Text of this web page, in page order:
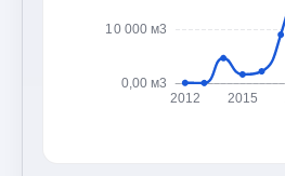
0,00 м3
10 000 м3
2012 2015